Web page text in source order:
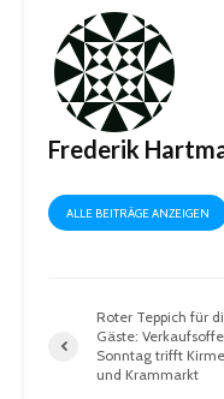
Frederik
ALLE BEITRÄGE ANZEIGEN
Roter Teppich für
Gäste:
Sonntag trifft
und Krammarkt